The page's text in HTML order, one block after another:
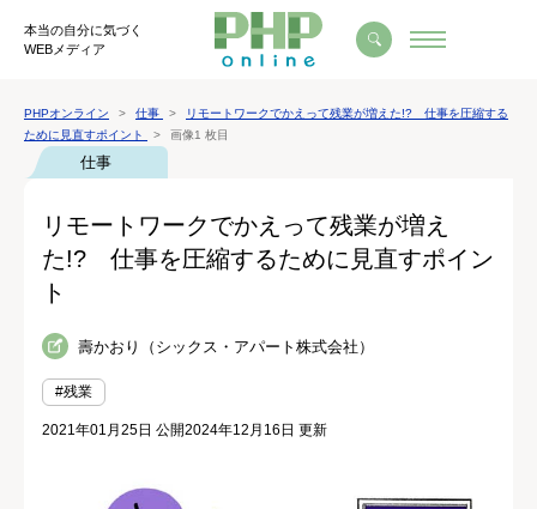
本当の自分に気づく
WEBメディア
PHPオンライン 仕事
リモートワークでかえって残業が増えた!? 仕事を圧縮する
ために見直すポイント
画像1 枚目
仕事
リモートワークでかえって残業が増え
た!? 仕事を圧縮するために見直すポイン
ト
壽かおり（シックス・アパート株式会社）
#残業
2021年01月25日 公開2024年12月16日 更新